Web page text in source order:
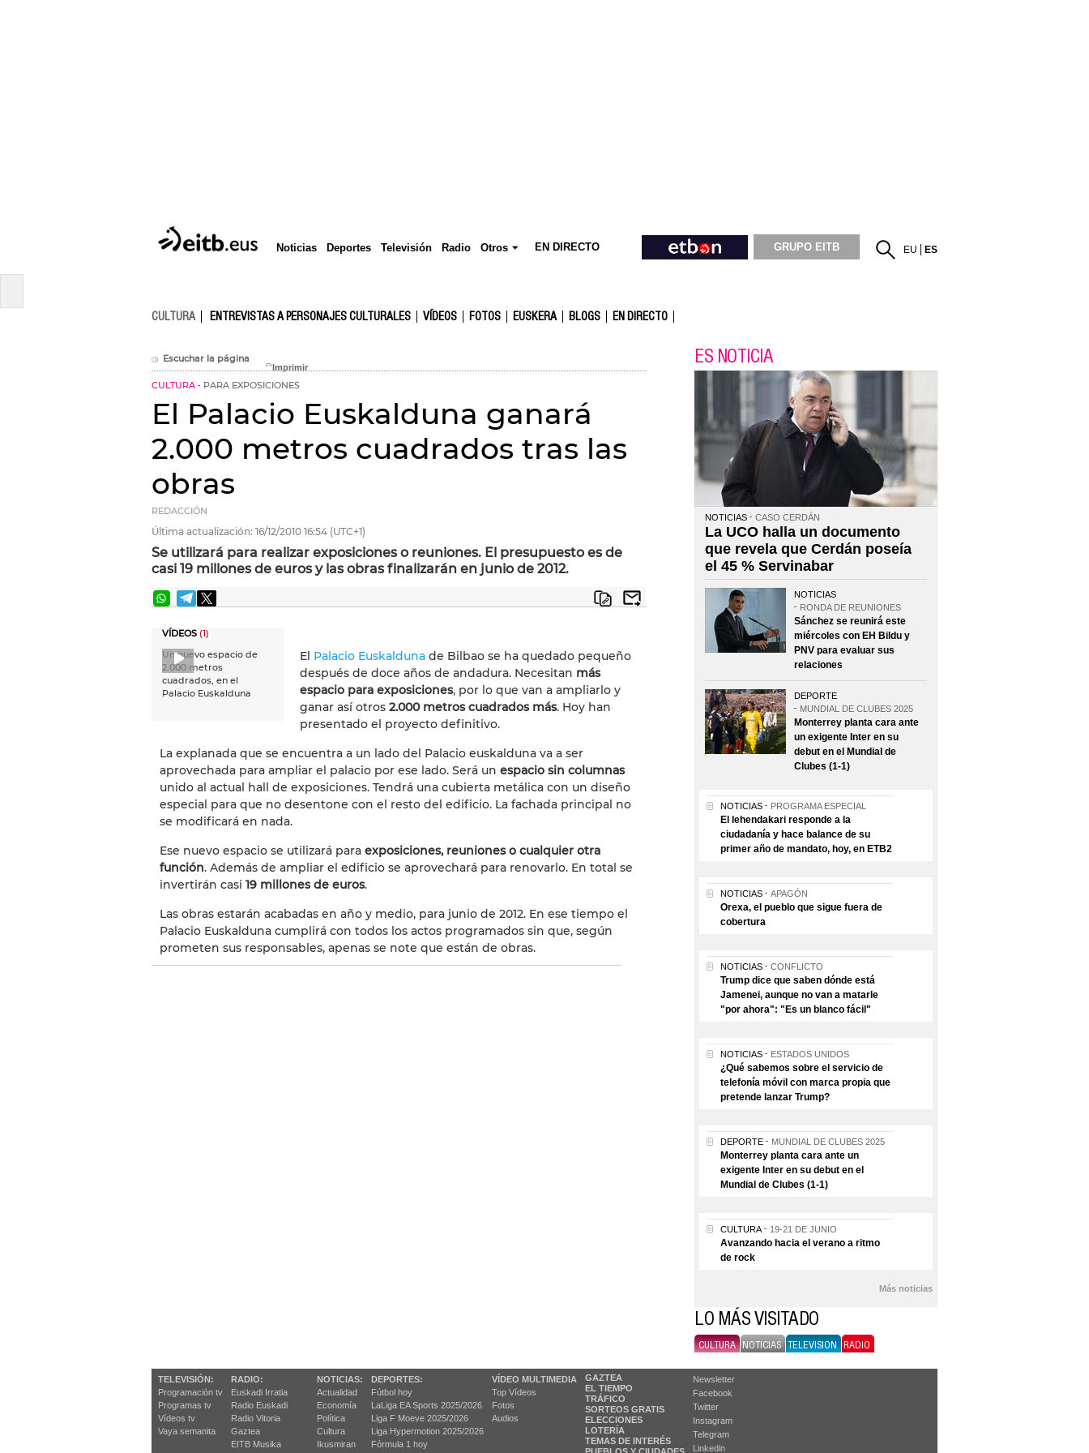
Noticias Deportes Televisión Radio Otros EN DIRECTO GRUPO EITB EU ES
CULTURA ENTREVISTAS A PERSONAJES CULTURALES VÍDEOS FOTOS EUSKERA BLOGS EN DIRECTO
Escuchar la página
CULTURA PARA EXPOSICIONES
El Palacio Euskalduna ganará
2.000 metros cuadrados tras las
obras
REDACCIÓN
Última actualización: 16/12/2010 16:54 (UTC+1)
Se utilizará para realizar exposiciones o reuniones. El presupuesto es de
casi 19 millones de euros y las obras finalizarán en junio de 2012.
VÍDEOS (1)
Un nuevo espacio de
2.000 metros
cuadrados, en el
Palacio Euskalduna
El Palacio Euskalduna de Bilbao se ha quedado pequeño
después de doce años de andadura. Necesitan más
espacio para exposiciones, por lo que van a ampliarlo y
ganar así otros 2.000 metros cuadrados más. Hoy han
presentado el proyecto definitivo.
La explanada que se encuentra a un lado del Palacio euskalduna va a ser
aprovechada para ampliar el palacio por ese lado. Será un espacio sin columnas
unido al actual hall de exposiciones. Tendrá una cubierta metálica con un diseño
especial para que no desentone con el resto del edificio. La fachada principal no
se modificará en nada.
Ese nuevo espacio se utilizará para exposiciones, reuniones o cualquier otra
función. Además de ampliar el edificio se aprovechará para renovarlo. En total se
invertirán casi 19 millones de euros.
Las obras estarán acabadas en año y medio, para junio de 2012. En ese tiempo el
Palacio Euskalduna cumplirá con todos los actos programados sin que, según
prometen sus responsables, apenas se note que están de obras.
ES NOTICIA
NOTICIAS CASO CERDÁN
La UCO halla un documento
que revela que Cerdán poseía
el 45 % Servinabar
NOTICIAS
RONDA DE REUNIONES
Sánchez se reunirá este
miércoles con EH Bildu y
PNV para evaluar sus
relaciones
DEPORTE
MUNDIAL DE CLUBES 2025
Monterrey planta cara ante
un exigente Inter en su
debut en el Mundial de
Clubes (1-1)
NOTICIAS PROGRAMA ESPECIAL
El lehendakari responde a la
ciudadanía y hace balance de su
primer año de mandato, hoy, en ETB2
NOTICIAS APAGÓN
Orexa, el pueblo que sigue fuera de
cobertura
NOTICIAS CONFLICTO
Trump dice que saben dónde está
Jamenei, aunque no van a matarle
"por ahora": "Es un blanco fácil"
NOTICIAS ESTADOS UNIDOS
¿Qué sabemos sobre el servicio de
telefonía móvil con marca propia que
pretende lanzar Trump?
DEPORTE MUNDIAL DE CLUBES 2025
Monterrey planta cara ante un
exigente Inter en su debut en el
Mundial de Clubes (1-1)
CULTURA 19-21 DE JUNIO
Avanzando hacia el verano a ritmo
de rock
Más noticias
LO MÁS VISITADO
CULTURA NOTICIAS TELEVISION RADIO
TELEVISIÓN:
Programación tv
Programas tv
Vídeos tv
Vaya semanita
RADIO:
Euskadi Irratia
Radio Euskadi
Radio Vitoria
Gaztea
EITB Musika
NOTICIAS:
Actualidad
Economía
Política
Cultura
Ikusmiran
DEPORTES:
Fútbol hoy
LaLiga EA Sports 2025/2026
Liga F Moeve 2025/2026
Liga Hypermotion 2025/2026
Fórmula 1 hoy
VÍDEO MULTIMEDIA
Top Vídeos
Fotos
Audios
GAZTEA
EL TIEMPO
TRÁFICO
SORTEOS GRATIS
ELECCIONES
LOTERÍA
TEMAS DE INTERÉS
Newsletter
Facebook
Twitter
Instagram
Telegram
Linkedin